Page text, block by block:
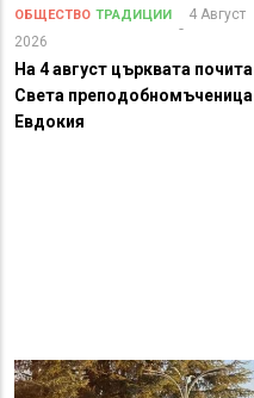
ОБЩЕСТВО ТРАДИЦИИ
4 Август
2026
На 4 август църквата почита
Света преподобномъченица
Евдокия